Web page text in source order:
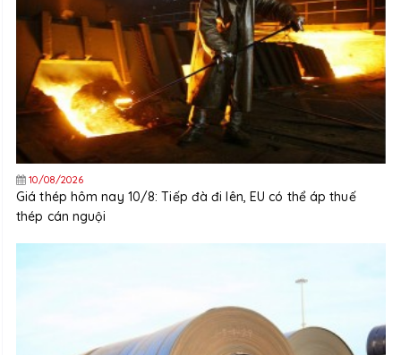
10/08/2026
Giá thép hôm nay 10/8: Tiếp đà đi lên, EU có thể áp thuế
thép cán nguội